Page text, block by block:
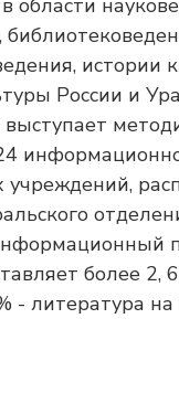
области
истории
России и
учреждений,
более 2,
- литература